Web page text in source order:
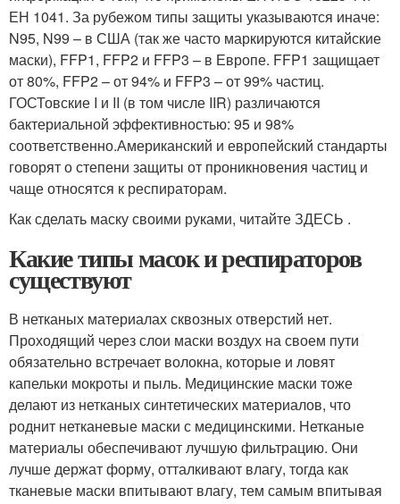
ЕН 1041. За рубежом типы защиты указываются иначе:
N95, N99 – в США (так же часто маркируются китайские
маски), FFP1, FFP2 и FFP3 – в Европе. FFP1 защищает
от 80%, FFP2 – от 94% и FFP3 – от 99% частиц.
ГОСТовские I и II (в том числе IIR) различаются
бактериальной эффективностью: 95 и 98%
соответственно.Американский и европейский стандарты
говорят о степени защиты от проникновения частиц и
чаще относятся к респираторам.
Как сделать маску своими руками, читайте ЗДЕСЬ .
Какие типы масок и респираторов
существуют
В нетканых материалах сквозных отверстий нет.
Проходящий через слои маски воздух на своем пути
обязательно встречает волокна, которые и ловят
капельки мокроты и пыль. Медицинские маски тоже
делают из нетканых синтетических материалов, что
роднит нетканевые маски с медицинскими. Нетканые
материалы обеспечивают лучшую фильтрацию. Они
лучше держат форму, отталкивают влагу, тогда как
тканевые маски впитывают влагу, тем самым впитывая